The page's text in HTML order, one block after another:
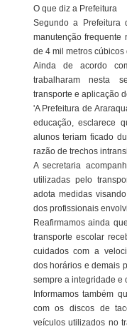
O que diz a Prefeitura
Segundo a Prefeitura
manutenção
de 4 mil metros
Ainda de acordo
trabalharam nesta
transporte e aplicação
'A Prefeitura de
educação, esclarece
alunos teriam ficado
razão de trechos
A secretaria
utilizadas pelo
adota medidas
dos profissionais
Reafirmamos ainda
transporte escolar
cuidados com a
dos horários e demais
sempre a integridade e
Informamos também
com os discos de
veículos utilizados no